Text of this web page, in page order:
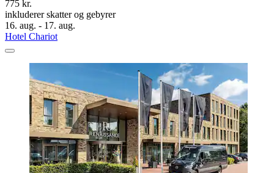
775 kr.
inkluderer skatter og gebyrer
16. aug. - 17. aug.
Hotel Chariot